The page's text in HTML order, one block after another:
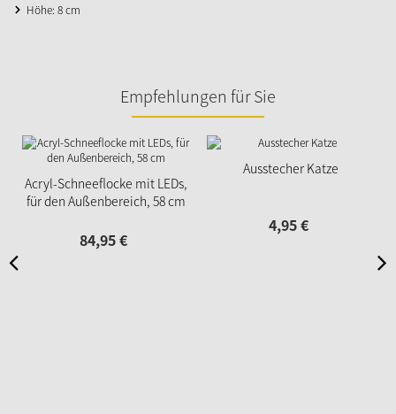
Höhe: 8 cm
Empfehlungen für Sie
Acryl-Schneeflocke mit LEDs,
für den Außenbereich, 58 cm
84,95€
Ausstecher Katze
4,95€